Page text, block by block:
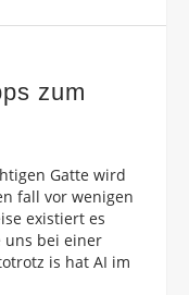
zum
Gatte wird
fall vor wenigen
existiert es
uns bei einer
is hat AI im